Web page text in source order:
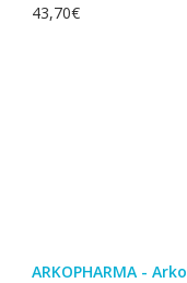
43,70€
ARKOPHARMA -